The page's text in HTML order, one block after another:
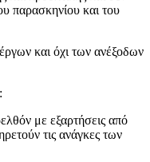
παρασκηνίου και του
και όχι των ανέξοδων
με εξαρτήσεις από
τις ανάγκες των